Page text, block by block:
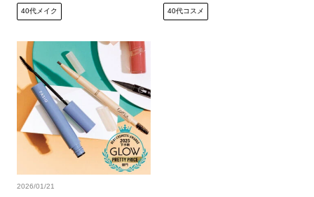
40代メイク 40代コスメ
2026/01/21